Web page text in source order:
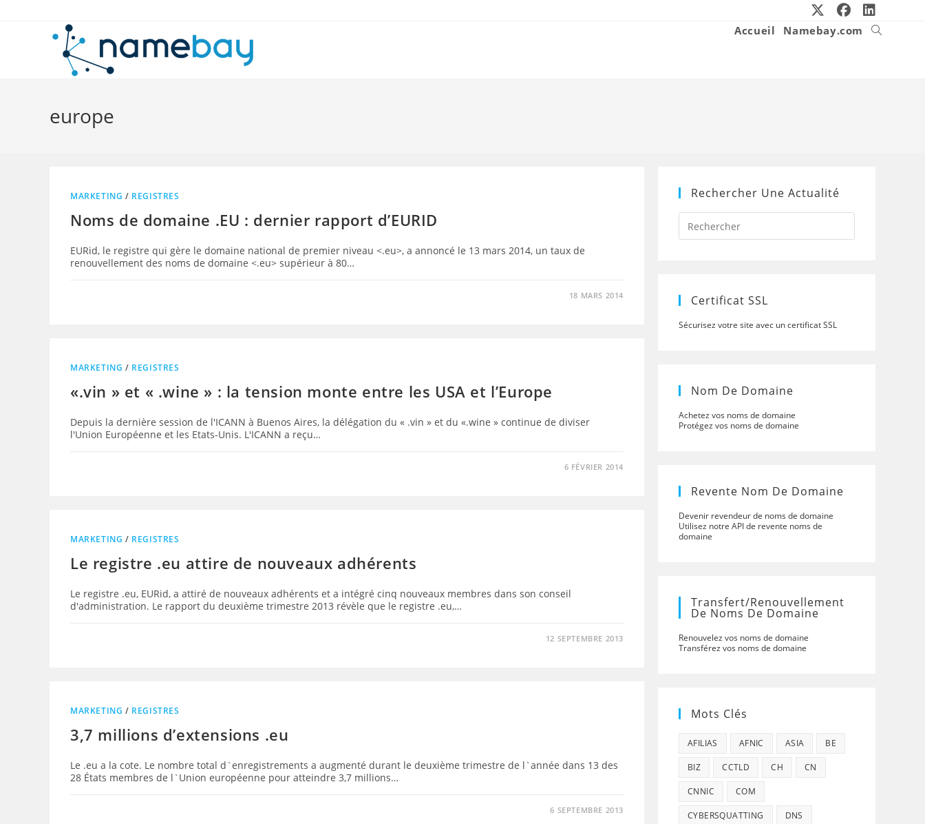
Accueil Namebay.com
Toggle
europe
MARKETING / REGISTRES
Noms de domaine .EU : dernier rapport d’EURID
EURid, le registre qui gère le domaine national de premier niveau <.eu>, a annoncé le 13 mars 2014, un taux de
renouvellement des noms de domaine <.eu> supérieur à 80…
18 MARS 2014
MARKETING / REGISTRES
«.vin » et « .wine » : la tension monte entre les USA et l’Europe
Depuis la dernière session de l'ICANN à Buenos Aires, la délégation du « .vin » et du «.wine » continue de diviser
l'Union Européenne et les Etats-Unis. L'ICANN a reçu…
6 FÉVRIER 2014
MARKETING / REGISTRES
Le registre .eu attire de nouveaux adhérents
Le registre .eu, EURid, a attiré de nouveaux adhérents et a intégré cinq nouveaux membres dans son conseil
d'administration. Le rapport du deuxième trimestre 2013 révèle que le registre .eu,…
12 SEPTEMBRE 2013
MARKETING / REGISTRES
3,7 millions d’extensions .eu
Le .eu a la cote. Le nombre total d`enregistrements a augmenté durant le deuxième trimestre de l`année dans 13 des
28 États membres de l`Union européenne pour atteindre 3,7 millions…
6 SEPTEMBRE 2013
Rechercher Une Actualité
Press
to
Certificat SSL
Sécurisez votre site avec un certificat SSL
Nom De Domaine
Achetez vos noms de domaine
Protégez vos noms de domaine
Revente Nom De Domaine
Devenir revendeur de noms de domaine
Utilisez notre API de revente noms de
domaine
Transfert/renouvellement
De Noms De Domaine
Renouvelez vos noms de domaine
Transférez vos noms de domaine
Mots Clés
AFILIAS AFNIC ASIA BE
BIZ CCTLD CH CN
CNNIC COM
CYBERSQUATTING DNS